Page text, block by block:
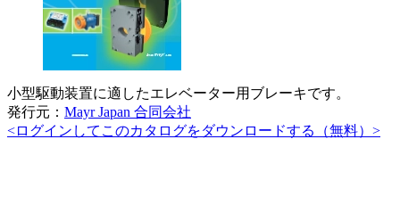
小型駆動装置に適したエレベーター用ブレーキです。
発行元： Mayr Japan 合同会社
<ログインしてこのカタログをダウンロードする（無料）>